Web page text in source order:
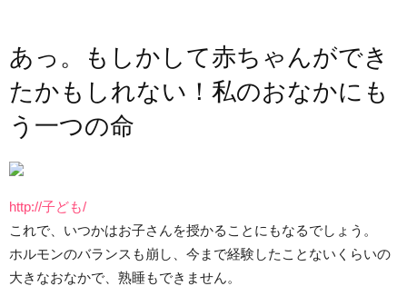
あっ。もしかして赤ちゃんができ
たかもしれない！私のおなかにも
う一つの命
http://子ども/
これで、いつかはお子さんを授かることにもなるでしょう。
ホルモンのバランスも崩し、今まで経験したことないくらいの
大きなおなかで、熟睡もできません。